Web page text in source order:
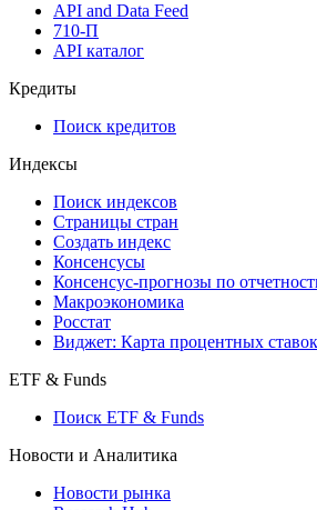
Мобильное приложение Cbonds
API
API and Data Feed
API каталог
Кредиты
Поиск кредитов
Индексы
Поиск индексов
Страницы стран
Создать индекс
Консенсусы
Консенсус-прогнозы по отчетности
Макроэкономика
Виджет: Карта процентных ставок
ETF & Funds
Поиск ETF & Funds